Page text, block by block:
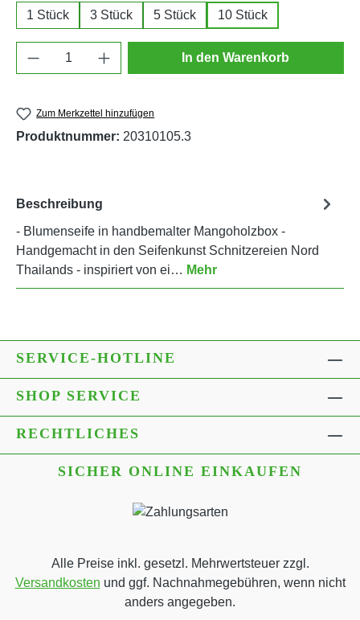
1 Stück 3 Stück 5 Stück 10 Stück
Produkt Anzahl: Gib den gewünschten
In den Warenkorb
Zum Merkzettel hinzufügen
Produktnummer: 20310105.3
Beschreibung
- Blumenseife in handbemalter Mangoholzbox -
Handgemacht in den Seifenkunst Schnitzereien Nord
Thailands - inspiriert von ei… Mehr
SERVICE-HOTLINE
SHOP SERVICE
RECHTLICHES
SICHER ONLINE EINKAUFEN
Alle Preise inkl. gesetzl. Mehrwertsteuer zzgl.
Versandkosten und ggf. Nachnahmegebühren, wenn nicht
anders angegeben.